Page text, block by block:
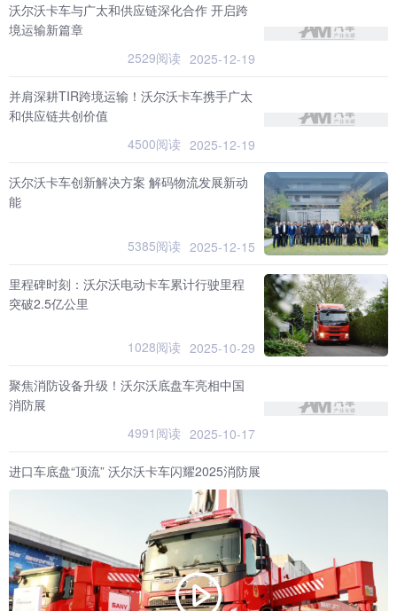
沃尔沃卡车与广太和供应链深化合作 开启跨
境运输新篇章
2529阅读 2025-12-19
并肩深耕TIR跨境运输！沃尔沃卡车携手广太
和供应链共创价值
4500阅读 2025-12-19
沃尔沃卡车创新解决方案 解码物流发展新动
能
5385阅读 2025-12-15
里程碑时刻：沃尔沃电动卡车累计行驶里程
突破2.5亿公里
1028阅读 2025-10-29
聚焦消防设备升级！沃尔沃底盘车亮相中国
消防展
4991阅读 2025-10-17
进口车底盘“顶流” 沃尔沃卡车闪耀2025消防展